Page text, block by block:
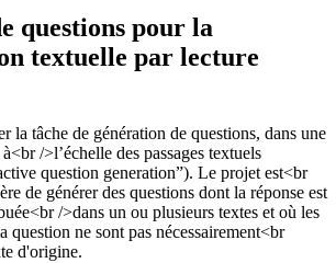
questions pour la
textuelle par lecture
la tâche de génération de questions, dans une
/>l’échelle des passages textuels
question generation”). Le projet est<br
de générer des questions dont la réponse est
/>dans un ou plusieurs textes et où les
question ne sont pas nécessairement<br
d'origine.